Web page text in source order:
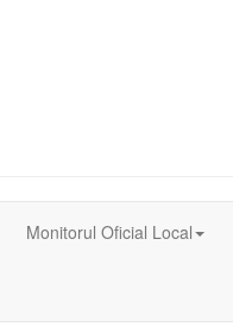
Monitorul Oficial Local